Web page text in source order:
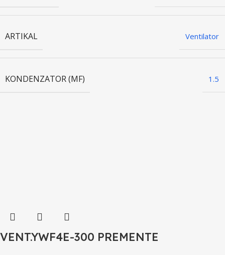
ARTIKAL Ventilator
KONDENZATOR (ΜF) 1.5
VENT.YWF4E-300 PREMENTE